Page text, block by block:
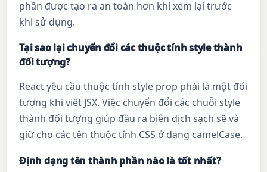
phần được tạo ra an toàn hơn khi xem lại trước
khi sử dụng.
Tại sao lại chuyển đổi các thuộc tính style thành
đối tượng?
React yêu cầu thuộc tính style prop phải là một đối
tượng khi viết JSX. Việc chuyển đổi các chuỗi style
thành đối tượng giúp đầu ra biên dịch sạch sẽ và
giữ cho các tên thuộc tính CSS ở dạng camelCase.
Định dạng tên thành phần nào là tốt nhất?